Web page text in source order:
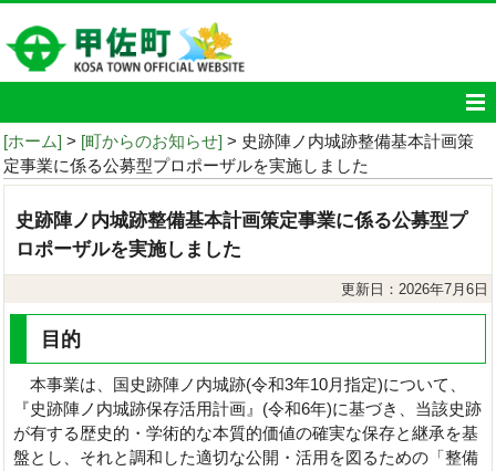
[ホーム] > [町からのお知らせ] > 史跡陣ノ内城跡整備基本計画策
定事業に係る公募型プロポーザルを実施しました
史跡陣ノ内城跡整備基本計画策定事業に係る公募型プ
ロポーザルを実施しました
更新日：2026年7月6日
目的
本事業は、国史跡陣ノ内城跡(令和3年10月指定)について、
『史跡陣ノ内城跡保存活用計画』(令和6年)に基づき、当該史跡
が有する歴史的・学術的な本質的価値の確実な保存と継承を基
盤とし、それと調和した適切な公開・活用を図るための「整備